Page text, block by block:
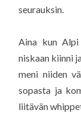
seurauksin.
Aina kun
niskaan kiinni
meni niiden
sopasta ja
liitävän